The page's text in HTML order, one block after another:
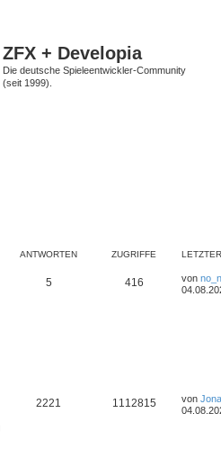
ZFX + Developia
Die deutsche Spieleentwickler-Community
(seit 1999).
ANTWORTEN ZUGRIFFE
5 416 von
2221 1112815 von